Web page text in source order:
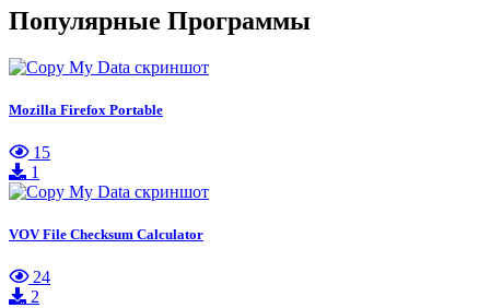
Популярные Программы
Mozilla Firefox Portable
15
1
VOV File Checksum Calculator
24
2